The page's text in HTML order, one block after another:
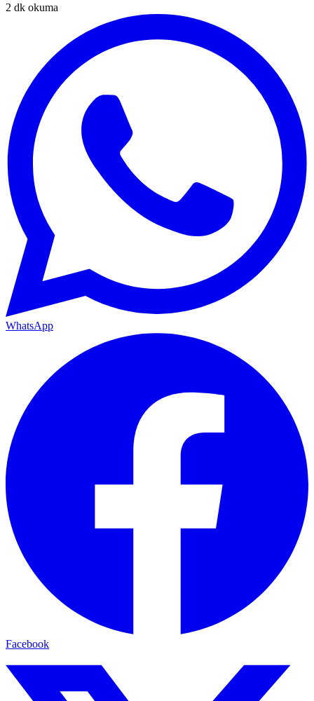
2 dk okuma
WhatsApp
Facebook